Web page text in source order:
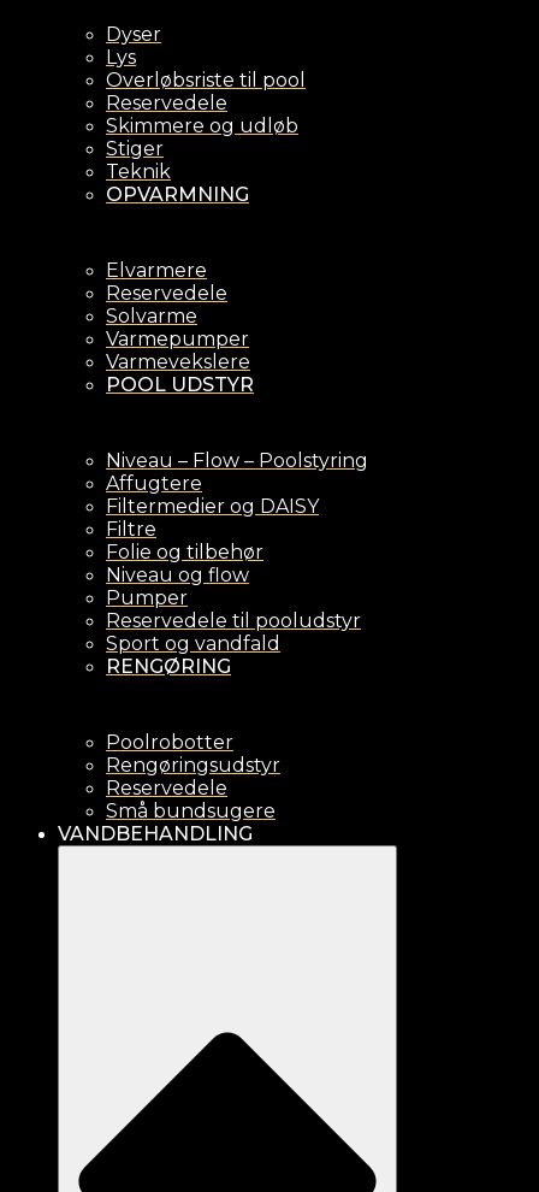
Dyser
Lys
Overløbsriste til pool
Reservedele
Skimmere og udløb
Stiger
Teknik
OPVARMNING
Elvarmere
Reservedele
Solvarme
Varmepumper
Varmevekslere
POOL UDSTYR
Niveau – Flow – Poolstyring
Affugtere
Filtermedier og DAISY
Filtre
Folie og tilbehør
Niveau og flow
Pumper
Reservedele til pooludstyr
Sport og vandfald
RENGØRING
Poolrobotter
Rengøringsudstyr
Reservedele
Små bundsugere
VANDBEHANDLING